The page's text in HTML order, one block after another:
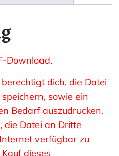
Download.
dich, die Datei
sowie ein
Bedarf auszudrucken.
die Datei an Dritte
verfügbar zu
dieses